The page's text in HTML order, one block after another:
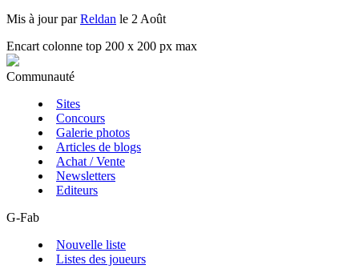
Mis à jour parReldan le 2 Août
Encart colonne top 200 x 200 px max
Communauté
Sites
Concours
Galerie photos
Articles de blogs
Achat / Vente
Newsletters
Editeurs
G-Fab
Nouvelle liste
Listes des joueurs